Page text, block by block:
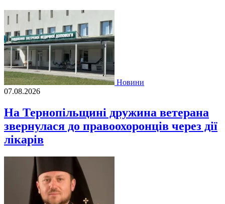
Новини
07.08.2026
На Тернопільщині дружина ветерана
звернулася до правоохоронців через дії
лікарів